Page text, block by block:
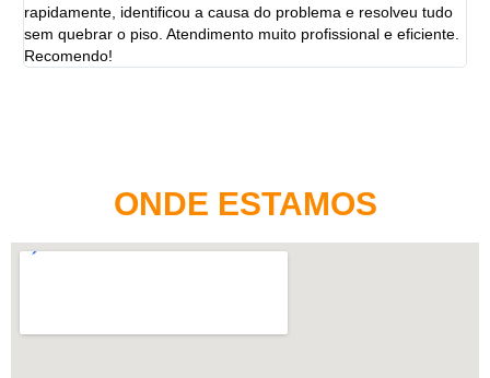
rapidamente, identificou a causa do problema e resolveu tudo
sem quebrar o piso. Atendimento muito profissional e eficiente.
Recomendo!
ONDE ESTAMOS